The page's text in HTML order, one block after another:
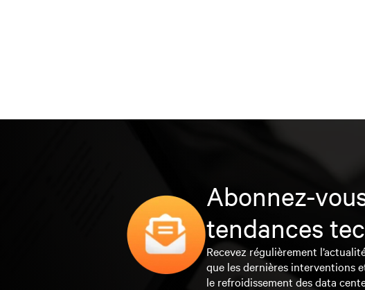
Abonnez-
tendances
Recevez régulièrement
que les dernières interventions
le refroidissement des data